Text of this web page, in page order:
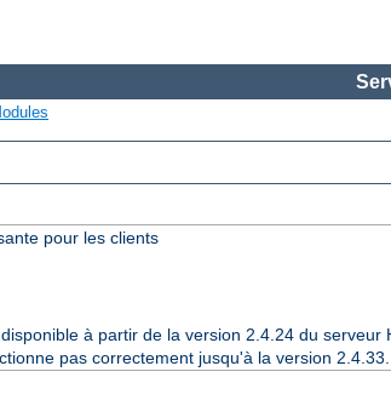
pour les clients
à partir de la version 2.4.24 du
pas correctement jusqu'à la version 2.4.33.